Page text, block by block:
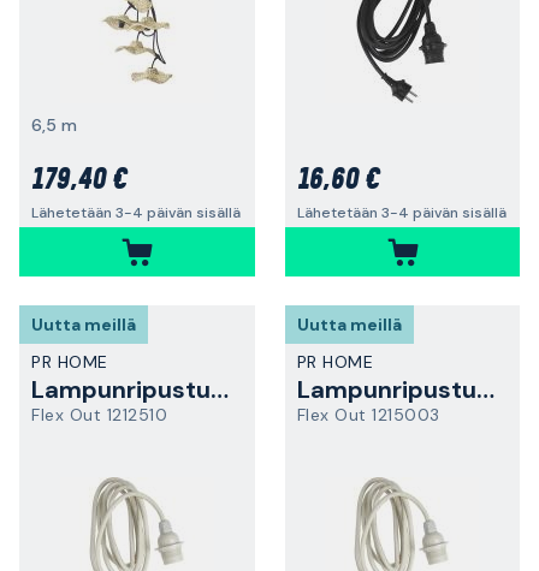
6,5 m
179,40 €
Lähetetään 3-4 päivän sisällä
16,60 €
Lähetetään 3-4 päivän sisällä
Uutta meillä
PR HOME
Lampunripustusjohto
Flex Out 1212510
Uutta meillä
PR HOME
Lampunripustusjohto
Flex Out 1215003